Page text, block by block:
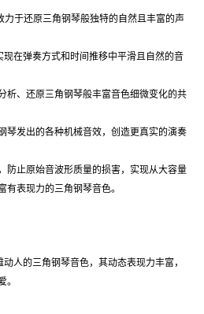
力于还原三角钢琴般独特的自然且丰富的声
现在弹奏方式和时间推移中平滑且自然的音
析、还原三角钢琴般丰富音色细微变化的共
琴发出的各种机械音效，创造更真实的演奏
防止原始音波形质量的损害，实现从大容量
表现力的三角钢琴音色。
人的三角钢琴音色，其动态表现力丰富，